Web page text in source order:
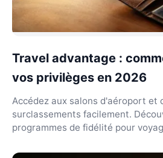
Travel advantage :
vos privilèges en 2026
Accédez aux salons d'aéroport et
surclassements facilement.
programmes de fidélité pour